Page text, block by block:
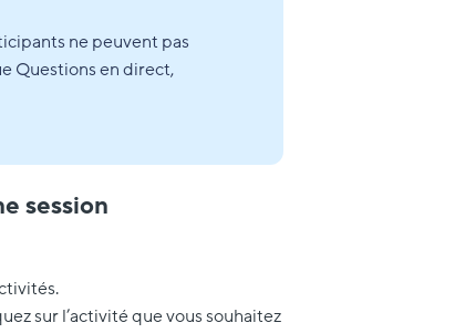
ne peuvent pas
Questions en direct,
session
sur l’activité que vous souhaitez